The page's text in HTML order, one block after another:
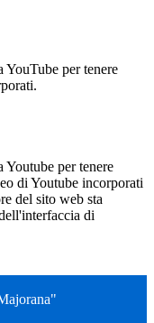
YouTube per tenere
Youtube per tenere
di Youtube incorporati
del sito web sta
di